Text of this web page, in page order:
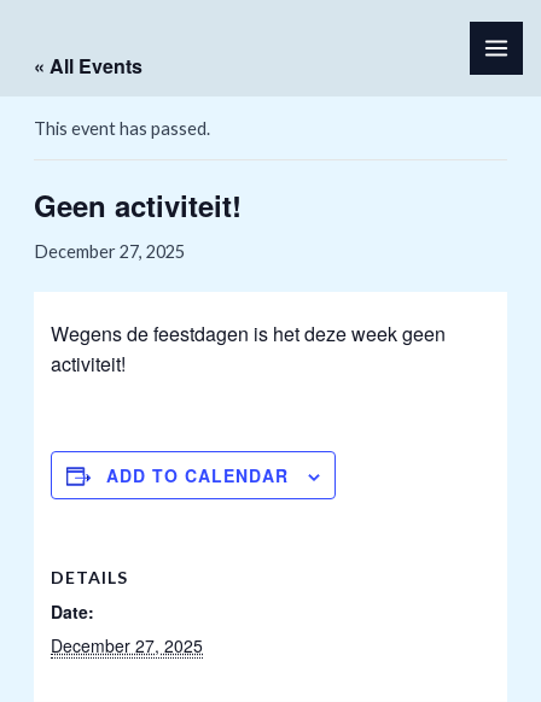
content
« All Events
This event has passed.
Geen activiteit!
December 27, 2025
Wegens de feestdagen is het deze week geen
activiteit!
ADD TO CALENDAR
DETAILS
Date:
December 27, 2025